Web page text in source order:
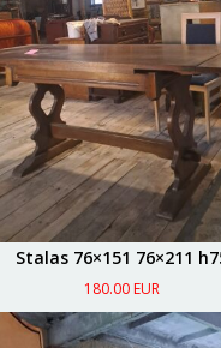
Stalas 76×151 76×211
180.00 EUR